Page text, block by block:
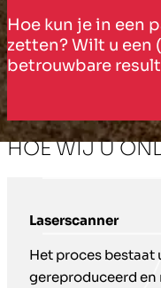
Hoe kun je in een
zetten? Wilt u een
betrouwbare
HOE WIJ U
Laserscanner
Het proces
gereproduceerd